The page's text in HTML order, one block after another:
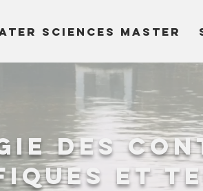
SCIENCES MASTER
des
et